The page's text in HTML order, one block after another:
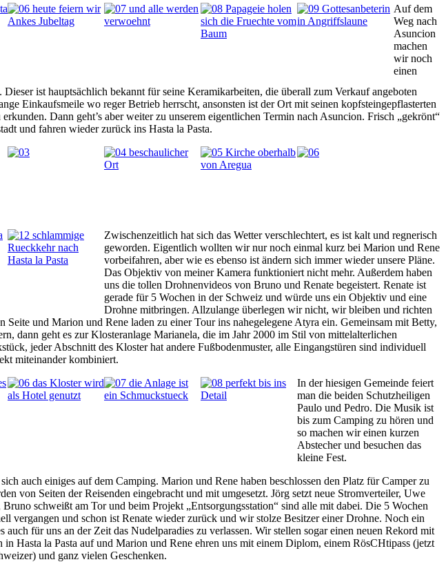
Auf dem
Weg nach
Asuncion
machen
wir noch
einen
ist hauptsächlich bekannt für seine Keramikarbeiten, die überall zum Verkauf angeboten
Einkaufsmeile wo reger Betrieb herrscht, ansonsten ist der Ort mit seinen kopfsteingepflasterten
Dann geht’s aber weiter zu unserem eigentlichen Termin nach Asuncion. Frisch „gekrönt“
und fahren wieder zurück ins Hasta la Pasta.
Zwischenzeitlich hat sich das Wetter verschlechtert, es ist kalt und regnerisch
geworden. Eigentlich wollten wir nur noch einmal kurz bei Marion und Rene
vorbeifahren, aber wie es ebenso ist ändern sich immer wieder unsere Pläne.
Das Objektiv von meiner Kamera funktioniert nicht mehr. Außerdem haben
uns die tollen Drohnenvideos von Bruno und Renate begeistert. Renate ist
gerade für 5 Wochen in der Schweiz und würde uns ein Objektiv und eine
Drohne mitbringen. Allzulange überlegen wir nicht, wir bleiben und richten
und Marion und Rene laden zu einer Tour ins nahegelegene Atyra ein. Gemeinsam mit Betty,
dann geht es zur Klosteranlage Marianela, die im Jahr 2000 im Stil von mittelalterlichen
jeder Abschnitt des Kloster hat andere Fußbodenmuster, alle Eingangstüren sind individuell
miteinander kombiniert.
In der hiesigen Gemeinde feiert
man die beiden Schutzheiligen
Paulo und Pedro. Die Musik ist
bis zum Camping zu hören und
so machen wir einen kurzen
Abstecher und besuchen das
kleine Fest.
auch einiges auf dem Camping. Marion und Rene haben beschlossen den Platz für Camper zu
von Seiten der Reisenden eingebracht und mit umgesetzt. Jörg setzt neue Stromverteiler, Uwe
Bruno schweißt am Tor und beim Projekt „Entsorgungsstation“ sind alle mit dabei. Die 5 Wochen
vergangen und schon ist Renate wieder zurück und wir stolze Besitzer einer Drohne. Noch ein
auch für uns an der Zeit das Nudelparadies zu verlassen. Wir stellen sogar einen neuen Rekord mit
in Hasta la Pasta auf und Marion und Rene ehren uns mit einem Diplom, einem RösCHtipass (jetzt
und ganz vielen Geschenken.